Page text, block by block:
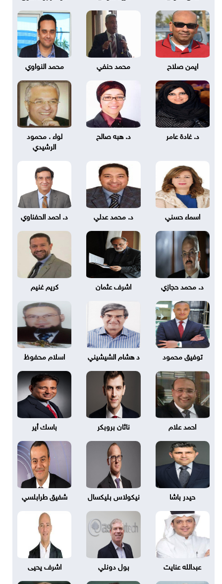
ايمن صلاح محمد حنفي محمد النواوي
د. غادة عامر د. هبه صالح
لواء . محمود
الرشيدي
اسماء حسني د. محمد عدلي د. احمد الحفناوي
د. محمد حجازي اشرف عثمان كريم غنيم
توفيق محمود د هشام الشيشيني اسلام محفوظ
احمد علام ناثان بروبكر باسك أير
حيدر باشا نيكولاس بليكسال شفيق طرابلسي
عبدالله عنايت بول دونلي اشرف يحيى